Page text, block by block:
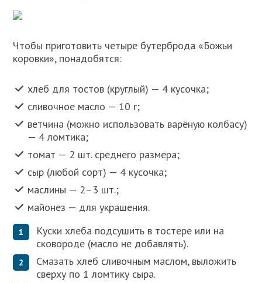
Чтобы приготовить четыре бутерброда «Божьи
коровки», понадобятся:
хлеб для тостов (круглый) — 4 кусочка;
сливочное масло — 10 г;
ветчина (можно использовать варёную колбасу)
— 4 ломтика;
томат — 2 шт. среднего размера;
сыр (любой сорт) — 4 кусочка;
маслины — 2–3 шт.;
майонез — для украшения.
Куски хлеба подсушить в тостере или на
сковороде (масло не добавлять).
Смазать хлеб сливочным маслом, выложить
сверху по 1 ломтику сыра.